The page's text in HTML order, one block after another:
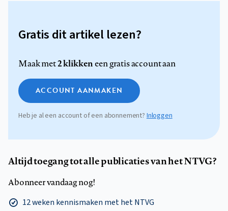
Gratis dit artikel lezen?
Maak met2 klikkeneen gratis account aan
ACCOUNT AANMAKEN
Heb je al een account of een abonnement? Inloggen
Altijd toegang tot alle publicaties van het NTVG?
Abonneer vandaag nog!
12 weken kennismaken met het NTVG